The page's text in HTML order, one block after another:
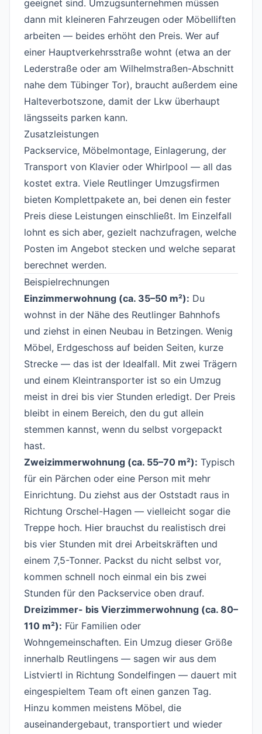
geeignet sind. Umzugsunternehmen müssen
dann mit kleineren Fahrzeugen oder Möbelliften
arbeiten — beides erhöht den Preis. Wer auf
einer Hauptverkehrsstraße wohnt (etwa an der
Lederstraße oder am Wilhelmstraßen-Abschnitt
nahe dem Tübinger Tor), braucht außerdem eine
Halteverbotszone, damit der Lkw überhaupt
längsseits parken kann.
Zusatzleistungen
Packservice, Möbelmontage, Einlagerung, der
Transport von Klavier oder Whirlpool — all das
kostet extra. Viele Reutlinger Umzugsfirmen
bieten Komplettpakete an, bei denen ein fester
Preis diese Leistungen einschließt. Im Einzelfall
lohnt es sich aber, gezielt nachzufragen, welche
Posten im Angebot stecken und welche separat
berechnet werden.
Beispielrechnungen
Einzimmerwohnung (ca. 35–50 m²): Du
wohnst in der Nähe des Reutlinger Bahnhofs
und ziehst in einen Neubau in Betzingen. Wenig
Möbel, Erdgeschoss auf beiden Seiten, kurze
Strecke — das ist der Idealfall. Mit zwei Trägern
und einem Kleintransporter ist so ein Umzug
meist in drei bis vier Stunden erledigt. Der Preis
bleibt in einem Bereich, den du gut allein
stemmen kannst, wenn du selbst vorgepackt
hast.
Zweizimmerwohnung (ca. 55–70 m²): Typisch
für ein Pärchen oder eine Person mit mehr
Einrichtung. Du ziehst aus der Oststadt raus in
Richtung Orschel-Hagen — vielleicht sogar die
Treppe hoch. Hier brauchst du realistisch drei
bis vier Stunden mit drei Arbeitskräften und
einem 7,5-Tonner. Packst du nicht selbst vor,
kommen schnell noch einmal ein bis zwei
Stunden für den Packservice oben drauf.
Dreizimmer- bis Vierzimmerwohnung (ca. 80–
110 m²): Für Familien oder
Wohngemeinschaften. Ein Umzug dieser Größe
innerhalb Reutlingens — sagen wir aus dem
Listviertl in Richtung Sondelfingen — dauert mit
eingespieltem Team oft einen ganzen Tag.
Hinzu kommen meistens Möbel, die
auseinandergebaut, transportiert und wieder